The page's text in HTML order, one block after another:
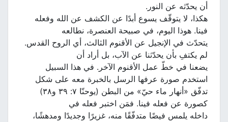
أن يحدّثه عن النور.
هكذا، لا يتوقّف يسوع أبدًا عن الكشف عن الله وفعله
فينا. هوذا اليوم، في صبيحة العنصرة، نطالعه
يتحدّث في الإنجيل عن الأقنوم الثالث، أي الروح القدس.
لم يكتفِ بأن يحدّثنا عن الآب، بل أراد أن
يضعنا في خطّ عمل الأقنوم الآخر. في هذا السبيل
استخدم صورة عرفها الرسل بالخبرة معه على شكل
تدفّق «أنهار ماء حيّ» من البطن (يوحنّا ٧: ٣٩ و٣٨)
كصورة عن فعله فينا. فمَن اختبر فعله في
داخله يلمس فيضًا متدفّقًا منه، غزيرًا وجديدًا ومدهشًا،